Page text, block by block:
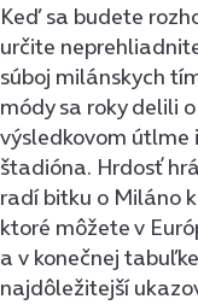
Keď sa budete
určite
súboj milánskych
módy sa roky delili
výsledkovom útlme
štadióna. Hrdosť
radí bitku o Miláno
ktoré môžete v
a v konečnej
najdôležitejší